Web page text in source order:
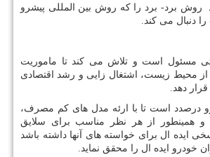
روش برد- برد را که روش بین المللی پیشرو
دنبال می کند.
مسئول است و تلاش می کند تا ماموریت
از محیط زیست، اشتغال زایی و رشد اقتصادی
دهد.
درصدد است تا با ارئه مدل های کم مصرف،
و همینطور از هر نظر مناسب برای سلایق
ایده ال برای خواسته های آنها داشته باشد
خودرو ایده ال را محقق نماید.